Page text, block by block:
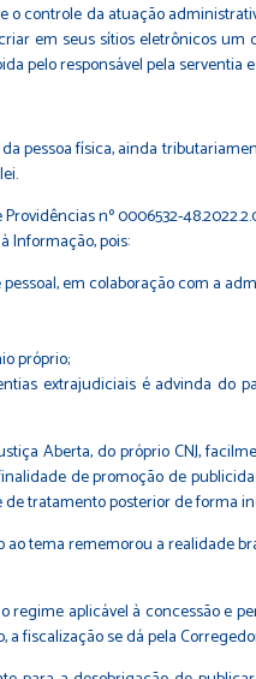
controle da atuação
em seus sítios eletrônicos
pelo responsável pela serventia
física, ainda
nº 0006532-
Informação, pois:
em colaboração com a
próprio;
extrajudiciais é advinda do
Aberta, do próprio CNJ,
de promoção de
tratamento posterior de forma
tema rememorou a realidade
aplicável à concessão e
se dá pela